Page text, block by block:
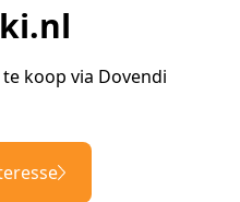
koop via Dovendi